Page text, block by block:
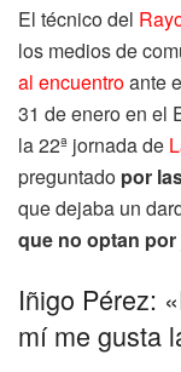
El técnico del
los medios de
al encuentroante
31 de enero en el
la 22ª jornada de
preguntado por
que dejaba un
que no optan por
Iñigo Pérez:
mí me gusta